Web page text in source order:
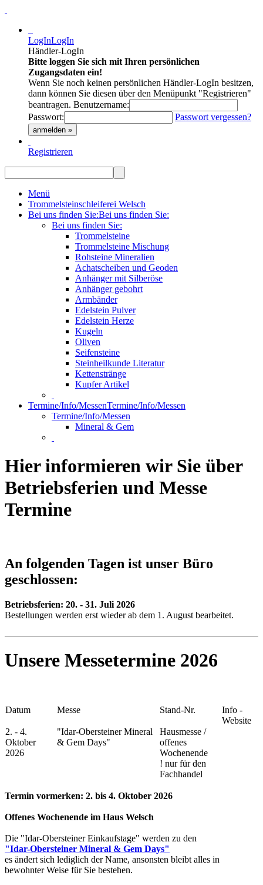
LogInLogIn
Händler-LogIn
Bitte loggen Sie sich mit Ihren persönlichen
Zugangsdaten ein!
Wenn Sie noch keinen persönlichen Händler-LogIn besitzen,
dann können Sie diesen über den Menüpunkt "Registrieren"
beantragen. Benutzername:
Passwort:
Passwort vergessen?
anmelden »
Registrieren
Menü
Trommelsteinschleiferei Welsch
Bei uns finden Sie:Bei uns finden Sie:
Bei uns finden Sie:
Trommelsteine
Trommelsteine Mischung
Rohsteine Mineralien
Achatscheiben und Geoden
Anhänger mit Silberöse
Anhänger gebohrt
Armbänder
Edelstein Pulver
Edelstein Herze
Kugeln
Oliven
Seifensteine
Steinheilkunde Literatur
Kettenstränge
Kupfer Artikel
Termine/Info/MessenTermine/Info/Messen
Termine/Info/Messen
Mineral & Gem
Hier informieren wir Sie über
Betriebsferien und Messe
Termine
An folgenden Tagen ist unser Büro
geschlossen:
Betriebsferien: 20. - 31. Juli 2026
Bestellungen werden erst wieder ab dem 1. August bearbeitet.
Unsere Messetermine 2026
Datum Messe Stand-Nr.
Info -
Website
2. - 4.
Oktober
2026
"Idar-Obersteiner Mineral
& Gem Days"
Hausmesse /
offenes
Wochenende
! nur für den
Fachhandel
Termin vormerken: 2. bis 4. Oktober 2026
Offenes Wochenende im Haus Welsch
Die "Idar-Obersteiner Einkaufstage" werden zu den
"Idar-Obersteiner Mineral & Gem Days"
es ändert sich lediglich der Name, ansonsten bleibt alles in
bewohnter Weise für Sie bestehen.